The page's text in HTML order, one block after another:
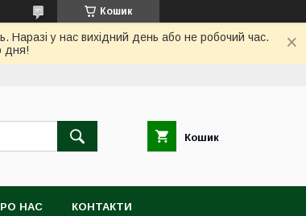
Кошик
Наразі у нас вихідний день або не робочий час.
дня!
Кошик
НАС КОНТАКТИ